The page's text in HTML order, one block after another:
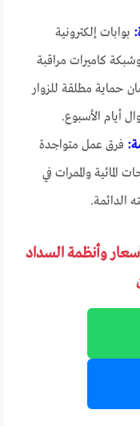
بوابات إلكترونية
كاميرات مراقبة
حماية مطلقة للزوار
أيام الأسبوع.
فرق عمل متواجدة
المائية والممرات في
الدائمة.
وأنظمة السداد